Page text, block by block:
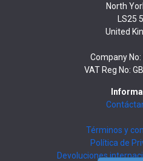
North
LS25
United
Company
VAT Reg No:
Términos y
Política de
Devoluciones